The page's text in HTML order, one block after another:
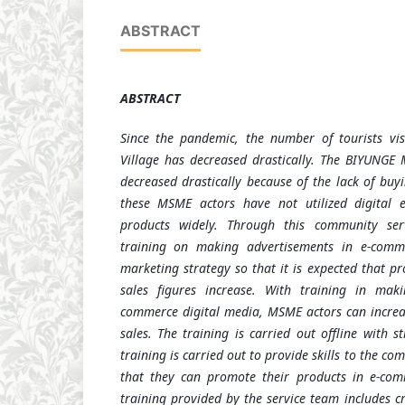
ABSTRACT
ABSTRACT
Since the pandemic, the number of tourists
Village has decreased drastically. The
decreased drastically because of the lack of
these MSME actors have not utilized digital
products widely. Through this community
training on making advertisements in e-
marketing strategy so that it is expected that
sales figures increase. With training in
commerce digital media, MSME actors can
sales. The training is carried out offline with
training is carried out to provide skills to the
that they can promote their products in e-
training provided by the service team includes